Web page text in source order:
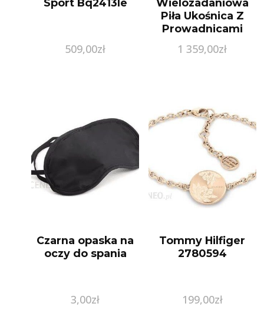
509,00zł
Piła Ukośnica Z
Prowadnicami
255Mm
1 359,00zł
Czarna opaska na
oczy do spania
3,00zł
Tommy Hilfiger
2780594
199,00zł